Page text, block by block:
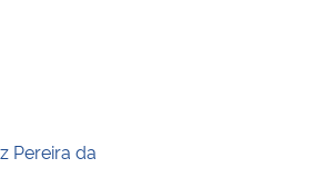
Pereira da